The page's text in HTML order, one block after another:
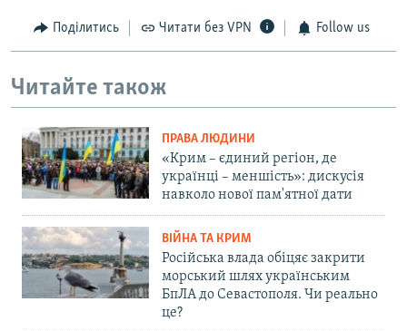
Поділитись Читати без VPN Follow us
Читайте також
ПРАВА ЛЮДИНИ
«Крим – єдиний регіон, де
українці – меншість»: дискусія
навколо нової пам'ятної дати
ВІЙНА ТА КРИМ
Російська влада обіцяє закрити
морський шлях українським
БпЛА до Севастополя. Чи реально
це?